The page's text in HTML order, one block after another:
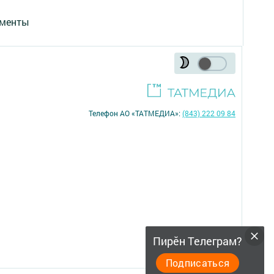
Пирӗн Телеграм?
Подписаться
Телефон АО «ТАТМЕДИА»:(843) 222 09 84
16+